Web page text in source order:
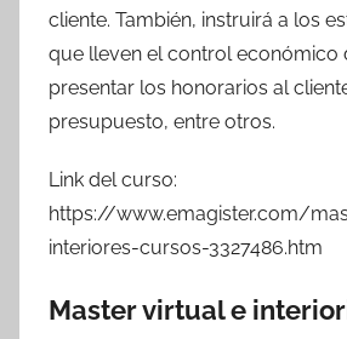
cliente. También, instruirá a los
que lleven el control económico
presentar los honorarios al
presupuesto, entre otros.
Link del curso:
https://www.emagister.com/
interiores-cursos-3327486.htm
Master virtual e